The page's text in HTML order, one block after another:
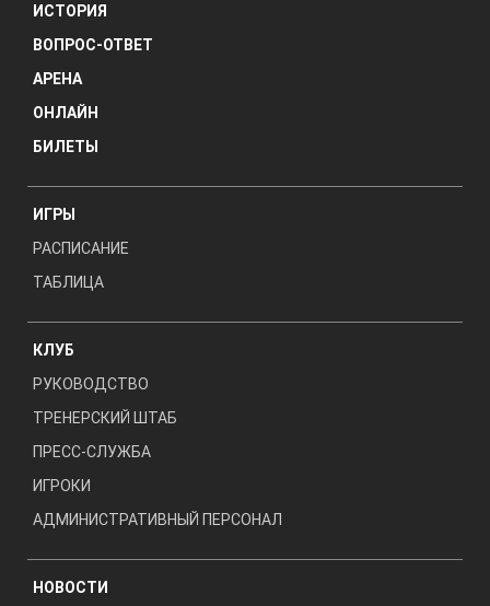
ИСТОРИЯ
ВОПРОС-ОТВЕТ
АРЕНА
ОНЛАЙН
БИЛЕТЫ
ИГРЫ
РАСПИСАНИЕ
ТАБЛИЦА
КЛУБ
РУКОВОДСТВО
ТРЕНЕРСКИЙ ШТАБ
ПРЕСС-СЛУЖБА
ИГРОКИ
АДМИНИСТРАТИВНЫЙ ПЕРСОНАЛ
НОВОСТИ